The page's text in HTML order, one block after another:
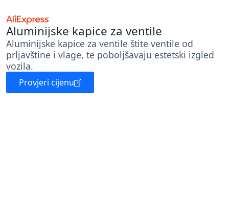
Aluminijske kapice za ventile
Aluminijske kapice za ventile štite ventile od
prljavštine i vlage, te poboljšavaju estetski izgled
vozila.
Provjeri cijenu